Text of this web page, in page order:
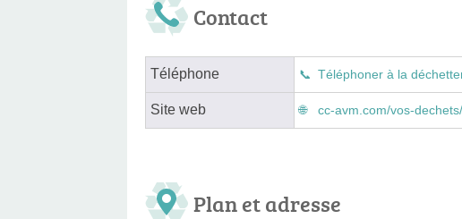
Contact
Téléphone Téléphoner à la
Site web cc-avm.com/vos-dechets/
Plan et adresse